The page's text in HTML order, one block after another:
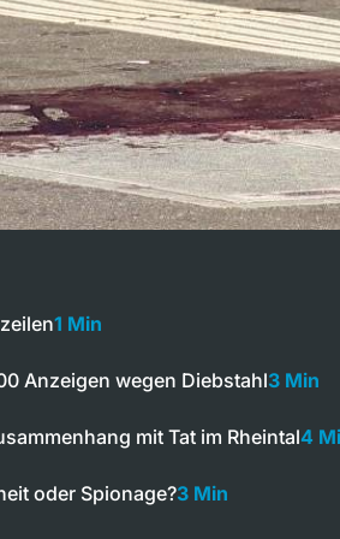
1 Min
Anzeigen wegen Diebstahl3 Min
mit Tat im Rheintal4
oder Spionage?3 Min